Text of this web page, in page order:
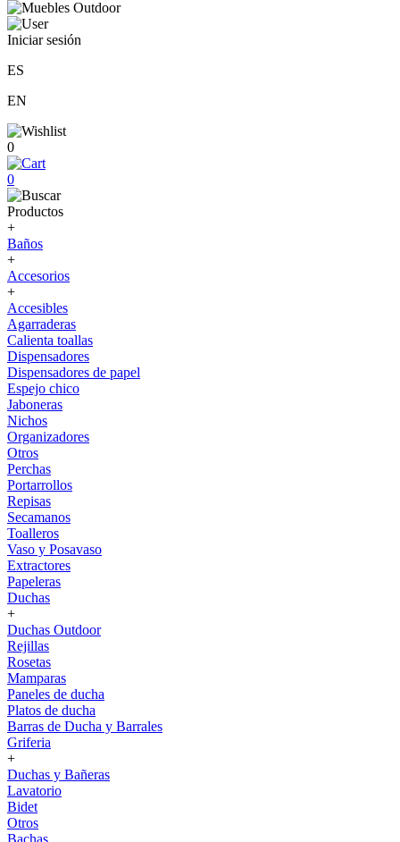
Iniciar sesión
ES
EN
0
0
Productos
+
Baños
+
Accesorios
+
Accesibles
Agarraderas
Calienta toallas
Dispensadores
Dispensadores de papel
Espejo chico
Jaboneras
Nichos
Organizadores
Otros
Perchas
Portarrollos
Repisas
Secamanos
Toalleros
Vaso y Posavaso
Extractores
Papeleras
Duchas
+
Duchas Outdoor
Rejillas
Rosetas
Mamparas
Paneles de ducha
Platos de ducha
Barras de Ducha y Barrales
Griferia
+
Duchas y Bañeras
Lavatorio
Bidet
Otros
Bachas